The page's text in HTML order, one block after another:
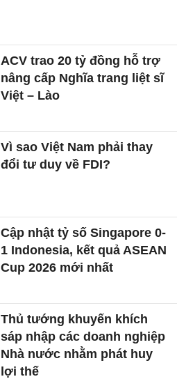
ACV trao 20 tỷ đồng hỗ trợ
nâng cấp Nghĩa trang liệt sĩ
Việt – Lào
Vì sao Việt Nam phải thay
đổi tư duy về FDI?
Cập nhật tỷ số Singapore 0-
1 Indonesia, kết quả ASEAN
Cup 2026 mới nhất
Thủ tướng khuyến khích
sáp nhập các doanh nghiệp
Nhà nước nhằm phát huy
lợi thế